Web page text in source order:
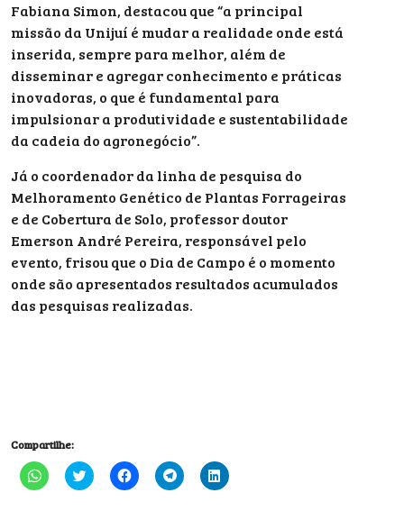
Fabiana Simon, destacou que “a principal
missão da Unijuí é mudar a realidade onde está
inserida, sempre para melhor, além de
disseminar e agregar conhecimento e práticas
inovadoras, o que é fundamental para
impulsionar a produtividade e sustentabilidade
da cadeia do agronegócio”.
Já o coordenador da linha de pesquisa do
Melhoramento Genético de Plantas Forrageiras
e de Cobertura de Solo, professor doutor
Emerson André Pereira, responsável pelo
evento, frisou que o Dia de Campo é o momento
onde são apresentados resultados acumulados
das pesquisas realizadas.
Compartilhe:
Clique
para
Clique
para
Clique
para
Clique
para
Clique
para